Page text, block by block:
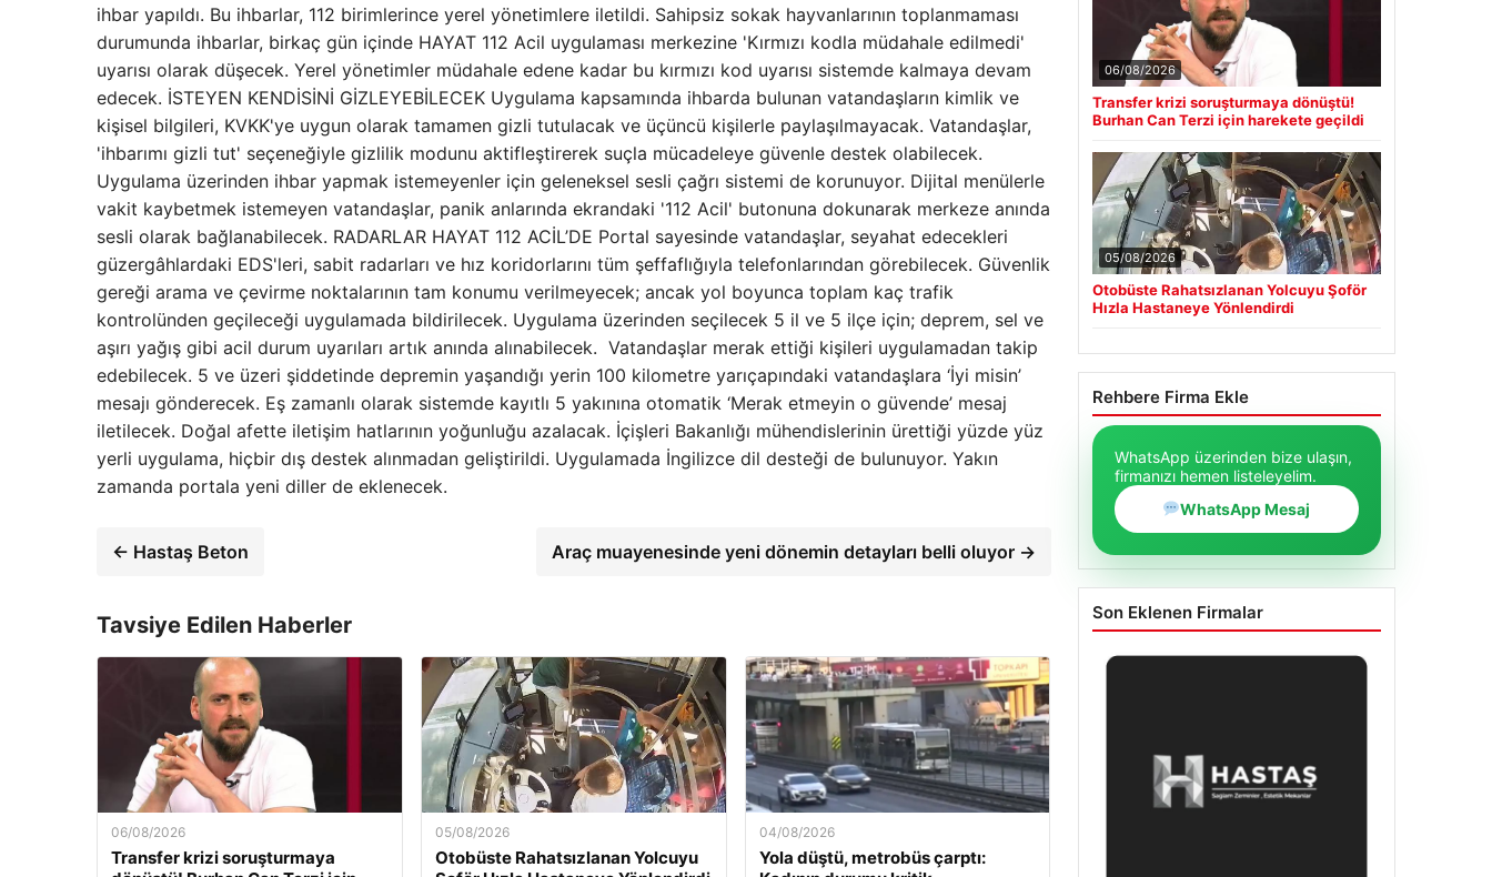
ihbar yapıldı. Bu ihbarlar, 112 birimlerince yerel yönetimlere iletildi. Sahipsiz sokak hayvanlarının toplanmaması
durumunda ihbarlar, birkaç gün içinde HAYAT 112 Acil uygulaması merkezine 'Kırmızı kodla müdahale edilmedi'
uyarısı olarak düşecek. Yerel yönetimler müdahale edene kadar bu kırmızı kod uyarısı sistemde kalmaya devam
edecek. İSTEYEN KENDİSİNİ GİZLEYEBİLECEK Uygulama kapsamında ihbarda bulunan vatandaşların kimlik ve
kişisel bilgileri, KVKK'ye uygun olarak tamamen gizli tutulacak ve üçüncü kişilerle paylaşılmayacak. Vatandaşlar,
'ihbarımı gizli tut' seçeneğiyle gizlilik modunu aktifleştirerek suçla mücadeleye güvenle destek olabilecek.
Uygulama üzerinden ihbar yapmak istemeyenler için geleneksel sesli çağrı sistemi de korunuyor. Dijital menülerle
vakit kaybetmek istemeyen vatandaşlar, panik anlarında ekrandaki '112 Acil' butonuna dokunarak merkeze anında
sesli olarak bağlanabilecek. RADARLAR HAYAT 112 ACİL’DE Portal sayesinde vatandaşlar, seyahat edecekleri
güzergâhlardaki EDS'leri, sabit radarları ve hız koridorlarını tüm şeffaflığıyla telefonlarından görebilecek. Güvenlik
gereği arama ve çevirme noktalarının tam konumu verilmeyecek; ancak yol boyunca toplam kaç trafik
kontrolünden geçileceği uygulamada bildirilecek. Uygulama üzerinden seçilecek 5 il ve 5 ilçe için; deprem, sel ve
aşırı yağış gibi acil durum uyarıları artık anında alınabilecek. Vatandaşlar merak ettiği kişileri uygulamadan takip
edebilecek. 5 ve üzeri şiddetinde depremin yaşandığı yerin 100 kilometre yarıçapındaki vatandaşlara ‘İyi misin’
mesajı gönderecek. Eş zamanlı olarak sistemde kayıtlı 5 yakınına otomatik ‘Merak etmeyin o güvende’ mesaj
iletilecek. Doğal afette iletişim hatlarının yoğunluğu azalacak. İçişleri Bakanlığı mühendislerinin ürettiği yüzde yüz
yerli uygulama, hiçbir dış destek alınmadan geliştirildi. Uygulamada İngilizce dil desteği de bulunuyor. Yakın
zamanda portala yeni diller de eklenecek.
← Hastaş Beton Araç muayenesinde yeni dönemin detayları belli oluyor →
Tavsiye Edilen Haberler
06/08/2026
Transfer krizi soruşturmaya
05/08/2026
Otobüste Rahatsızlanan Yolcuyu
04/08/2026
Yola düştü, metrobüs çarptı:
06/08/2026
Transfer krizi soruşturmaya dönüştü!
Burhan Can Terzi için harekete geçildi
05/08/2026
Otobüste Rahatsızlanan Yolcuyu Şoför
Hızla Hastaneye Yönlendirdi
Rehbere Firma Ekle
WhatsApp üzerinden bize ulaşın,
firmanızı hemen listeleyelim.
WhatsApp Mesaj
Son Eklenen Firmalar